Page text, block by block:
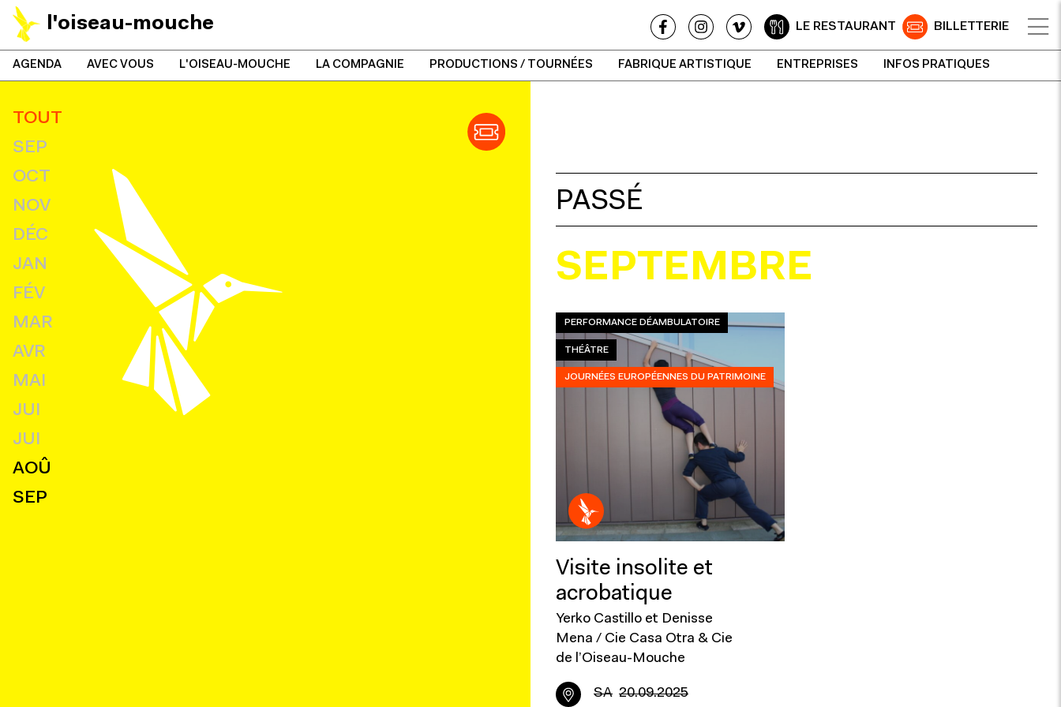
l'oiseau-mouche LE RESTAURANT BILLETTERIE
AGENDA AVEC VOUS L'OISEAU-MOUCHE LA COMPAGNIE PRODUCTIONS / TOURNÉES FABRIQUE ARTISTIQUE ENTREPRISES INFOS PRATIQUES
TOUT
SEP
OCT
NOV
DÉC
JAN
FÉV
MAR
AVR
MAI
JUI
JUI
AOÛ
SEP
PASSÉ
SEPTEMBRE
PERFORMANCE DÉAMBULATOIRE
THÉÂTRE
JOURNÉES EUROPÉENNES DU PATRIMOINE
Visite insolite et
acrobatique
Yerko Castillo et Denisse
Mena / Cie Casa Otra & Cie
de l’Oiseau-Mouche
SA 20.09.2025